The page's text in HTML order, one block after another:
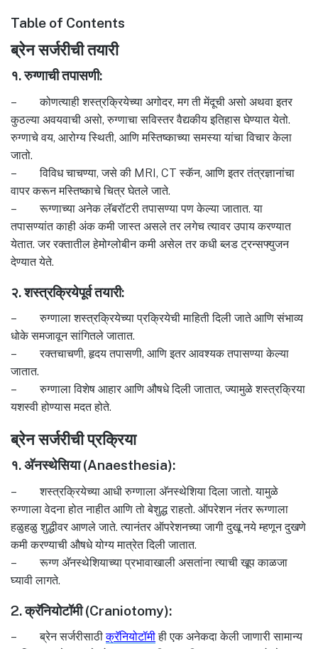
Table of Contents
ब्रेन सर्जरीची तयारी
१. रुग्णाची तपासणी:
– कोणत्याही शस्त्रक्रियेच्या अगोदर, मग ती मेंदूची असो अथवा इतर
कुठल्या अवयवाची असो, रुग्णाचा सविस्तर वैद्यकीय इतिहास घेण्यात येतो.
रुग्णाचे वय, आरोग्य स्थिती, आणि मस्तिष्काच्या समस्या यांचा विचार केला
जातो.
– विविध चाचण्या, जसे की MRI, CT स्कॅन, आणि इतर तंत्रज्ञानांचा
वापर करून मस्तिष्काचे चित्र घेतले जाते.
– रूग्णाच्या अनेक लॅबरॉटरी तपासण्या पण केल्या जातात. या
तपासण्यांत काही अंक कमी जास्त असले तर लगेच त्यावर उपाय करण्यात
येतात. जर रक्तातील हेमोग्लोबीन कमी असेल तर कधी ब्लड ट्रन्सफ्युजन
देण्यात येते.
२. शस्त्रक्रियेपूर्व तयारी:
– रुग्णाला शस्त्रक्रियेच्या प्रक्रियेची माहिती दिली जाते आणि संभाव्य
धोके समजावून सांगितले जातात.
– रक्तचाचणी, हृदय तपासणी, आणि इतर आवश्यक तपासण्या केल्या
जातात.
– रुग्णाला विशेष आहार आणि औषधे दिली जातात, ज्यामुळे शस्त्रक्रिया
यशस्वी होण्यास मदत होते.
ब्रेन सर्जरीची प्रक्रिया
१. अ‍ॅनस्थेसिया (Anaesthesia):
– शस्त्रक्रियेच्या आधी रुग्णाला अ‍ॅनस्थेशिया दिला जातो. यामुळे
रुग्णाला वेदना होत नाहीत आणि तो बेशुद्ध राहतो. ऑपरेशन नंतर रूग्णाला
हळुहळु शुद्धीवर आणले जाते. त्यानंतर ऑपरेशनच्या जागी दुखू नये म्हणून दुखणे
कमी करण्याची औषधे योग्य मात्रेत दिली जातात.
– रूग्ण अ‍ॅनस्थेशियाच्या प्रभावाखाली असतांना त्याची खूप काळजा
घ्यावी लागते.
2. क्रॅनियोटॉमी (Craniotomy):
– ब्रेन सर्जरीसाठीक्रॅनियोटॉमीही एक अनेकदा केली जाणारी सामान्य